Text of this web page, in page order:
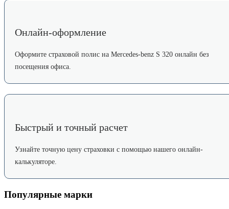
Онлайн-оформление
Оформите страховой полис на Mercedes-benz S 320 онлайн без
посещения офиса.
Быстрый и точный расчет
Узнайте точную цену страховки с помощью нашего онлайн-
калькуляторе.
Популярные марки